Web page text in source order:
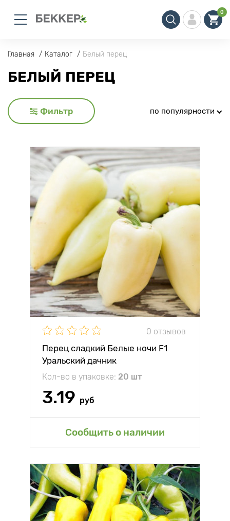
0
Главная Каталог Белый перец
БЕЛЫЙ ПЕРЕЦ
Фильтр по популярности
0 отзывов
Перец сладкий Белые ночи F1
Уральский дачник
Кол-во в упаковке: 20 шт
3.19 руб
Сообщить о наличии